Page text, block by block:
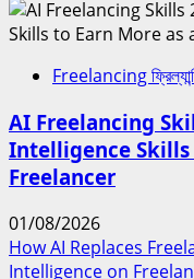
Freelancing
AI Freelancing
Intelligence Skills
Freelancer
01/08/2026
How AI Replaces
Intelligence on